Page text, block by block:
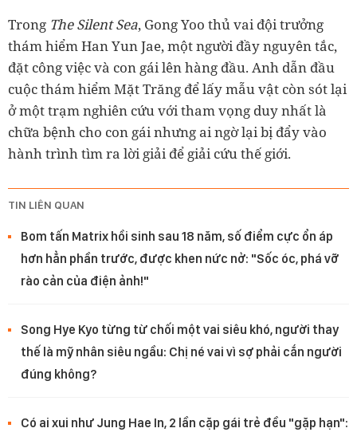
Trong The Silent Sea, Gong Yoo thủ vai đội trưởng
thám hiểm Han Yun Jae, một người đầy nguyên tắc,
đặt công việc và con gái lên hàng đầu. Anh dẫn đầu
cuộc thám hiểm Mặt Trăng để lấy mẫu vật còn sót lại
ở một trạm nghiên cứu với tham vọng duy nhất là
chữa bệnh cho con gái nhưng ai ngờ lại bị đẩy vào
hành trình tìm ra lời giải để giải cứu thế giới.
TIN LIÊN QUAN
Bom tấn Matrix hồi sinh sau 18 năm, số điểm cực ổn áp
hơn hẳn phần trước, được khen nức nở: "Sốc óc, phá vỡ
rào cản của điện ảnh!"
Song Hye Kyo từng từ chối một vai siêu khó, người thay
thế là mỹ nhân siêu ngầu: Chị né vai vì sợ phải cắn người
đúng không?
Có ai xui như Jung Hae In, 2 lần cặp gái trẻ đều "gặp hạn":